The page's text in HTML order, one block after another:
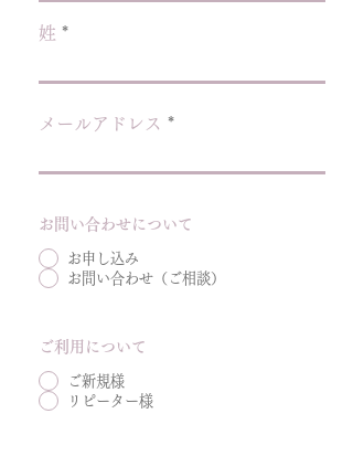
姓
メールアドレス
お問い合わせについて
お申し込み
お問い合わせ（ご相談）
ご利用について
ご新規様
リピーター様